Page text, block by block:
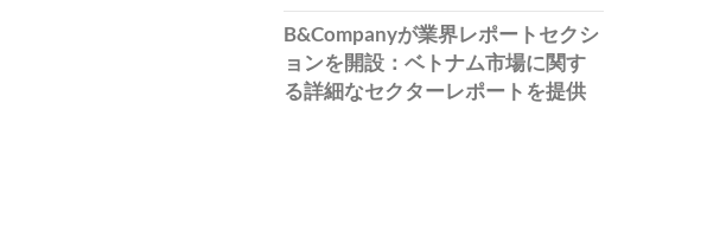
B&Companyが業界レポートセクシ
ョンを開設：ベトナム市場に関す
る詳細なセクターレポートを提供